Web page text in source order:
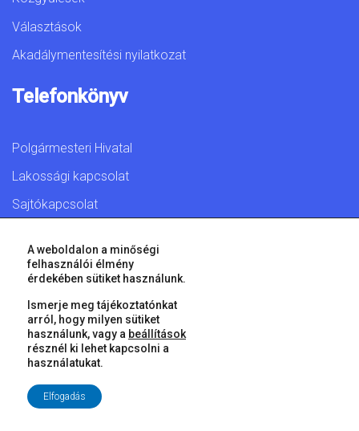
Választások
Akadálymentesítési nyilatkozat
Telefonkönyv
Polgármesteri Hivatal
Lakossági kapcsolat
Sajtókapcsolat
© 2026 Győr Megyei Jogú Város • Minden jog fenntartva!
A weboldalon a minőségi
felhasználói élmény
érdekében sütiket használunk.
Ismerje meg tájékoztatónkat
arról, hogy milyen sütiket
használunk, vagy a beállítások
résznél ki lehet kapcsolni a
használatukat.
Elfogadás